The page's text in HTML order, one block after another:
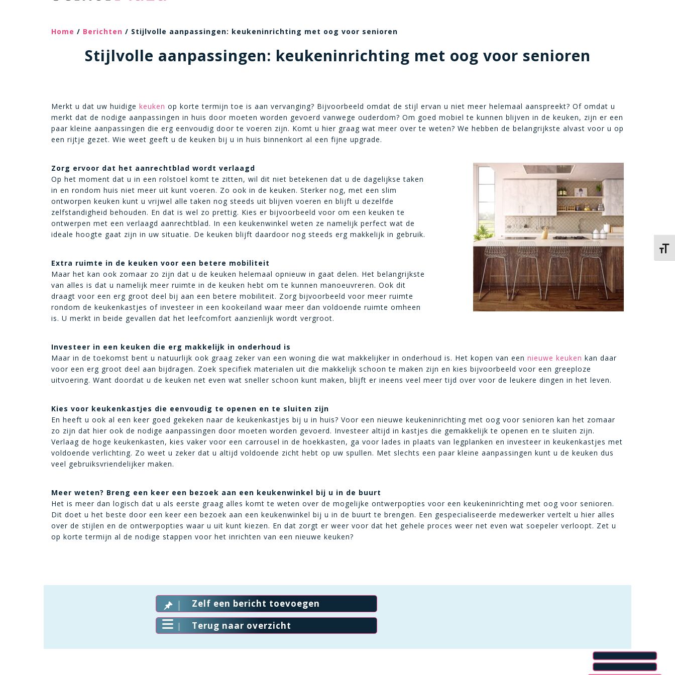
Home / Berichten / Stijlvolle aanpassingen: keukeninrichting met oog voor senioren
Stijlvolle aanpassingen: keukeninrichting met oog voor senioren
Merkt u dat uw huidige keuken op korte termijn toe is aan vervanging? Bijvoorbeeld omdat de stijl ervan u niet meer helemaal aanspreekt? Of omdat u
merkt dat de nodige aanpassingen in huis door moeten worden gevoerd vanwege ouderdom? Om goed mobiel te kunnen blijven in de keuken, zijn er een
paar kleine aanpassingen die erg eenvoudig door te voeren zijn. Komt u hier graag wat meer over te weten? We hebben de belangrijkste alvast voor u op
een rijtje gezet. Wie weet geeft u de keuken bij u in huis binnenkort al een fijne upgrade.
Zorg ervoor dat het aanrechtblad wordt verlaagd
Op het moment dat u in een rolstoel komt te zitten, wil dit niet betekenen dat u de dagelijkse taken
in en rondom huis niet meer uit kunt voeren. Zo ook in de keuken. Sterker nog, met een slim
ontworpen keuken kunt u vrijwel alle taken nog steeds uit blijven voeren en blijft u dezelfde
zelfstandigheid behouden. En dat is wel zo prettig. Kies er bijvoorbeeld voor om een keuken te
ontwerpen met een verlaagd aanrechtblad. In een keukenwinkel weten ze namelijk perfect wat de
ideale hoogte gaat zijn in uw situatie. De keuken blijft daardoor nog steeds erg makkelijk in gebruik.
Extra ruimte in de keuken voor een betere mobiliteit
Maar het kan ook zomaar zo zijn dat u de keuken helemaal opnieuw in gaat delen. Het belangrijkste
van alles is dat u namelijk meer ruimte in de keuken hebt om te kunnen manoeuvreren. Ook dit
draagt voor een erg groot deel bij aan een betere mobiliteit. Zorg bijvoorbeeld voor meer ruimte
rondom de keukenkastjes of investeer in een kookeiland waar meer dan voldoende ruimte omheen
is. U merkt in beide gevallen dat het leefcomfort aanzienlijk wordt vergroot.
Investeer in een keuken die erg makkelijk in onderhoud is
Maar in de toekomst bent u natuurlijk ook graag zeker van een woning die wat makkelijker in onderhoud is. Het kopen van een nieuwe keuken kan daar
voor een erg groot deel aan bijdragen. Zoek specifiek materialen uit die makkelijk schoon te maken zijn en kies bijvoorbeeld voor een greeploze
uitvoering. Want doordat u de keuken net even wat sneller schoon kunt maken, blijft er ineens veel meer tijd over voor de leukere dingen in het leven.
Kies voor keukenkastjes die eenvoudig te openen en te sluiten zijn
En heeft u ook al een keer goed gekeken naar de keukenkastjes bij u in huis? Voor een nieuwe keukeninrichting met oog voor senioren kan het zomaar
zo zijn dat hier ook de nodige aanpassingen door moeten worden gevoerd. Investeer altijd in kastjes die gemakkelijk te openen en te sluiten zijn.
Verlaag de hoge keukenkasten, kies vaker voor een carrousel in de hoekkasten, ga voor lades in plaats van legplanken en investeer in keukenkastjes met
voldoende verlichting. Zo weet u zeker dat u altijd voldoende zicht hebt op uw spullen. Met slechts een paar kleine aanpassingen kunt u de keuken dus
veel gebruiksvriendelijker maken.
Meer weten? Breng een keer een bezoek aan een keukenwinkel bij u in de buurt
Het is meer dan logisch dat u als eerste graag alles komt te weten over de mogelijke ontwerpopties voor een keukeninrichting met oog voor senioren.
Dit doet u het beste door een keer een bezoek aan een keukenwinkel bij u in de buurt te brengen. Een gespecialiseerde medewerker vertelt u hier alles
over de stijlen en de ontwerpopties waar u uit kunt kiezen. En dat zorgt er weer voor dat het gehele proces weer net even wat soepeler verloopt. Zet u
op korte termijn al de nodige stappen voor het inrichten van een nieuwe keuken?
Zelf een bericht toevoegen
Terug naar overzicht